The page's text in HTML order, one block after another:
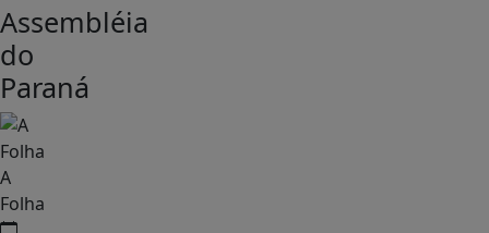
Assembléia
do
Paraná
A
Folha